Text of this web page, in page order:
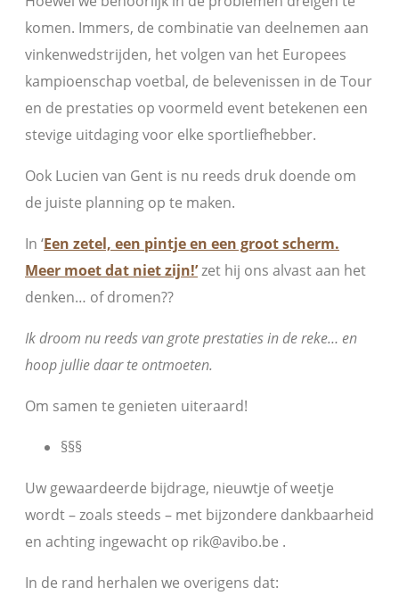
komen. Immers, de combinatie van deelnemen aan
vinkenwedstrijden, het volgen van het Europees
kampioenschap voetbal, de belevenissen in de Tour
en de prestaties op voormeld event betekenen een
stevige uitdaging voor elke sportliefhebber.
Ook Lucien van Gent is nu reeds druk doende om
de juiste planning op te maken.
In ‘Een zetel, een pintje en een groot scherm.
Meer moet dat niet zijn!’zet hij ons alvast aan het
denken… of dromen??
Ik droom nu reeds van grote prestaties in de reke… en
hoop jullie daar te ontmoeten.
Om samen te genieten uiteraard!
§§§
Uw gewaardeerde bijdrage, nieuwtje of weetje
wordt – zoals steeds – met bijzondere dankbaarheid
en achting ingewacht op rik@avibo.be .
In de rand herhalen we overigens dat: